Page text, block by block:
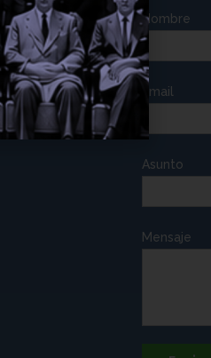
Nombre
Email
Asunto
Mensaje